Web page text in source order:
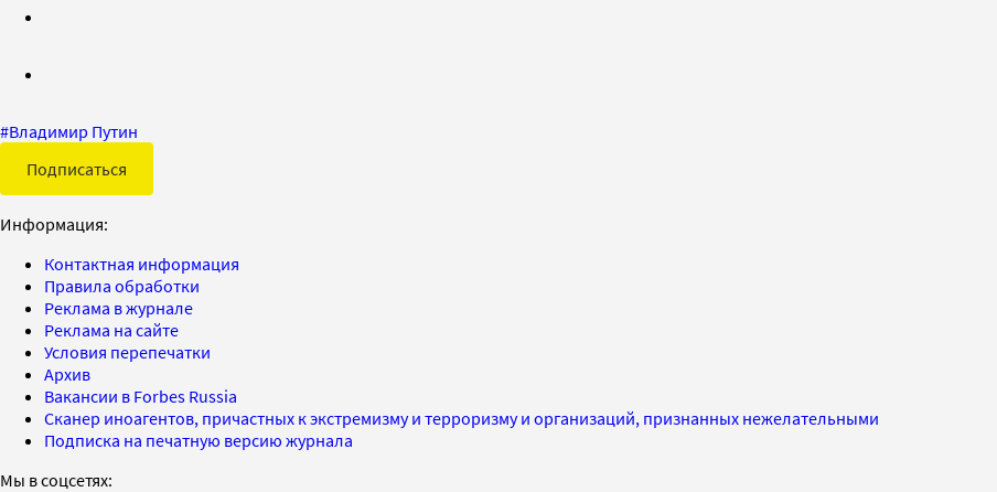
#Владимир Путин
Подписаться
Информация:
Контактная информация
Правила обработки
Реклама в журнале
Реклама на сайте
Условия перепечатки
Архив
Вакансии в Forbes Russia
Сканер иноагентов, причастных к экстремизму и терроризму и организаций, признанных нежелательными
Подписка на печатную версию журнала
Мы в соцсетях: